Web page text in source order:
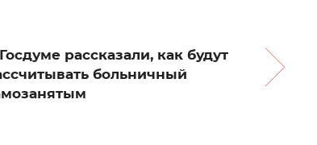
рассказали, как будут
больничный